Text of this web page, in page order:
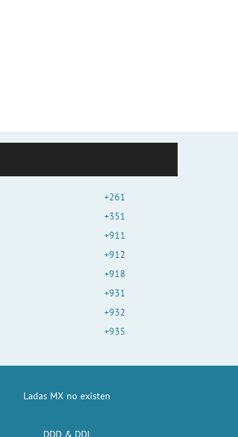
+261
+351
+911
+912
+918
+931
+932
+935
Ladas MX no existen
DDD & DDI